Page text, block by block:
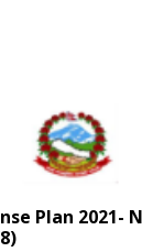
Plan 2021-